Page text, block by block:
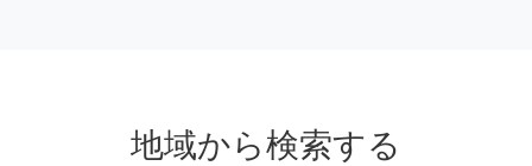
地域から検索する